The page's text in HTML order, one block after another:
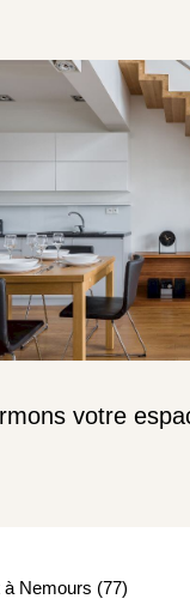
votre
Nemours (77)